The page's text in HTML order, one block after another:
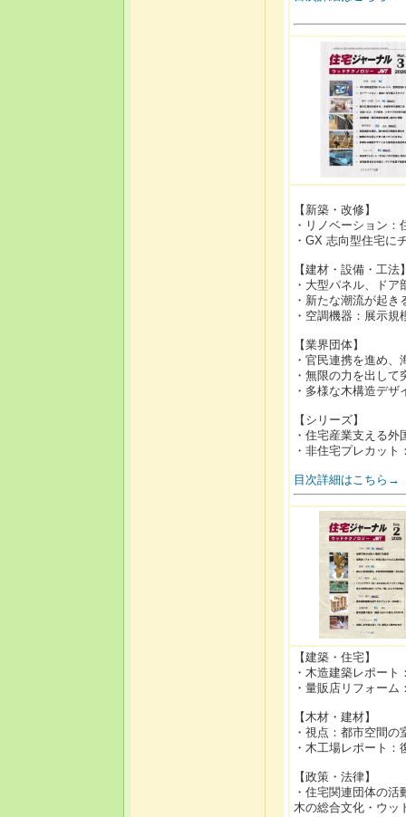
【新築・改修】
・リノベーション
・GX 志向型住宅に
【建材・設備・工法
・大型パネル、ド
・新たな潮流が起
・空調機器：展示
【業界団体】
・官民連携を進め
・無限の力を出し
・多様な木構造デ
【シリーズ】
・住宅産業支える
・非住宅プレカッ
目次詳細はこちら→
【建築・住宅】
・木造建築レポー
・量販店リフォー
【木材・建材】
・視点：都市空間
・木工場レポート
【政策・法律】
・住宅関連団体の
木の総合文化・ウッ